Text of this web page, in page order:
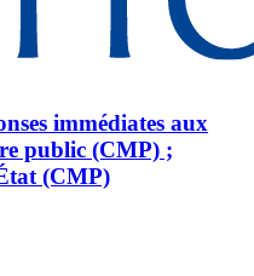
immédiates aux
public (CMP) ;
(CMP)